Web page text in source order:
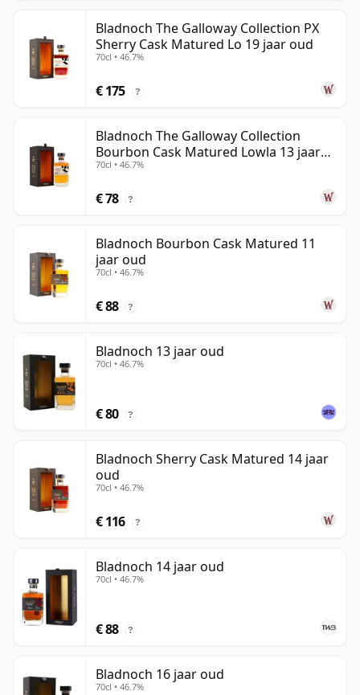
Bladnoch The Galloway Collection PX
Sherry Cask Matured Lo 19 jaar oud
70cl • 46.7%
€ 175 ?
Bladnoch The Galloway Collection
Bourbon Cask Matured Lowla 13 jaar
oud
70cl • 46.7%
€ 78 ?
Bladnoch Bourbon Cask Matured 11
jaar oud
70cl • 46.7%
€ 88 ?
Bladnoch 13 jaar oud
70cl • 46.7%
€ 80 ?
Bladnoch Sherry Cask Matured 14 jaar
oud
70cl • 46.7%
€ 116 ?
Bladnoch 14 jaar oud
70cl • 46.7%
€ 88 ?
Bladnoch 16 jaar oud
70cl • 46.7%